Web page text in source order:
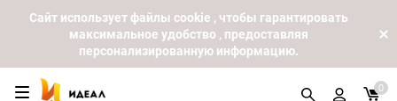
Cайт использует файлы cookie , чтобы гарантировать
максимальное удобство , предоставляя
персонализированную информацию.
0